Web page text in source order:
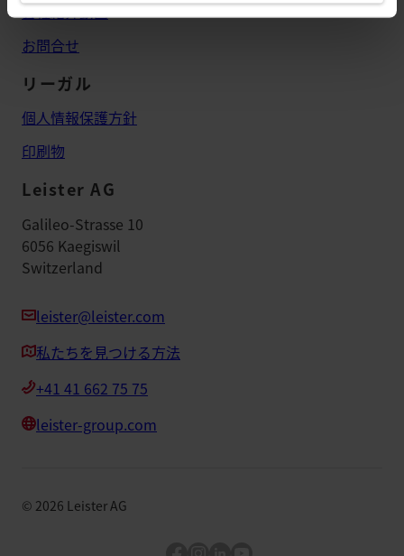
会社紹介動画
お問合せ
リーガル
個人情報保護方針
印刷物
Leister AG
Galileo-Strasse 10
6056 Kaegiswil
Switzerland
leister@leister.com
私たちを見つける方法
+41 41 662 75 75
leister-group.com
© 2026 Leister AG